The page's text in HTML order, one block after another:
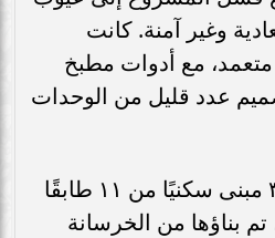
وغير آمنة. كانت
مع أدوات مطبخ
عدد قليل من الوحدات
تكون المشروع من ٣٣ مبنى سكنيًا من ١١ طابقًا
٥٧ فدانًا، تم بناؤها من الخرسانة